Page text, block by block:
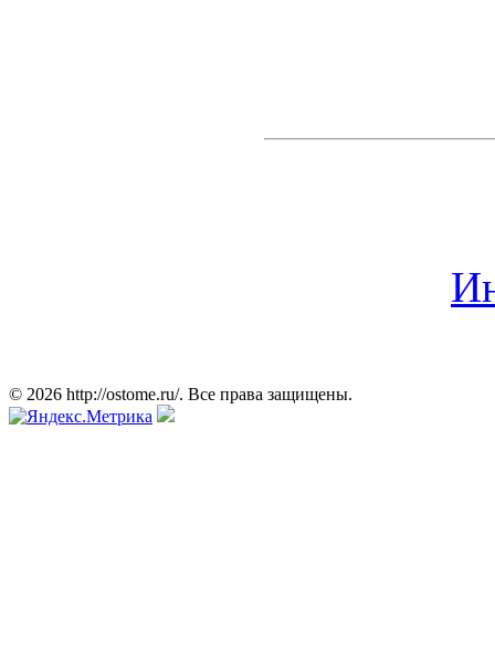
© 2026 http://ostome.ru/. Все права защищены.